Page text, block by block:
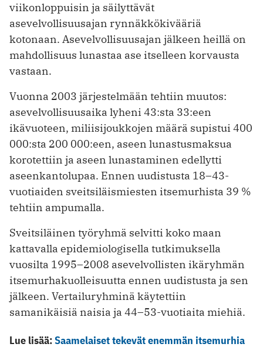
viikonloppuisin ja säilyttävät
asevelvollisuusajan rynnäkkökivääriä
kotonaan. Asevelvollisuusajan jälkeen heillä on
mahdollisuus lunastaa ase itselleen korvausta
vastaan.
Vuonna 2003 järjestelmään tehtiin muutos:
asevelvollisuusaika lyheni 43:sta 33:een
ikävuoteen, miliisijoukkojen määrä supistui 400
000:sta 200 000:een, aseen lunastusmaksua
korotettiin ja aseen lunastaminen edellytti
aseen­kantolupaa. Ennen uudistusta 18–43-
vuotiaiden sveitsiläismiesten itsemurhista 39 %
tehtiin ampumalla.
Sveitsiläinen työryhmä selvitti koko maan
kattavalla epidemiologisella tutkimuksella
vuosilta 1995–2008 asevelvollisten ikäryhmän
itsemurhakuolleisuutta ennen uudistusta ja sen
jälkeen. Vertailuryhminä käytettiin
samanikäisiä naisia ja 44–53-vuotiaita miehiä.
Lue lisää:Saamelaiset tekevät enemmän itsemurhia